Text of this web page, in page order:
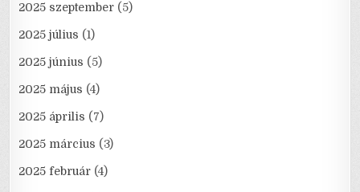
2025 szeptember (5)
2025 július (1)
2025 június (5)
2025 május (4)
2025 április (7)
2025 március (3)
2025 február (4)